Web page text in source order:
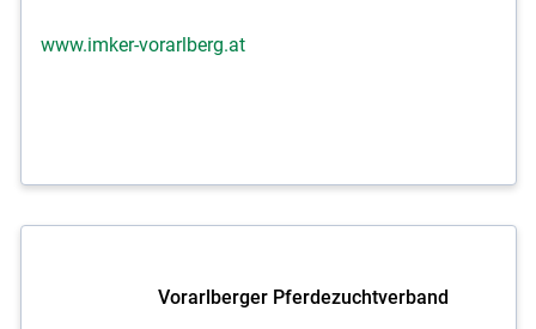
www.imker-vorarlberg.at
Vorarlberger Pferdezuchtverband